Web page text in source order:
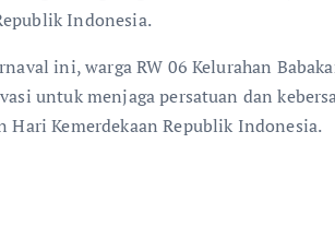
Indonesia.
ini, warga RW 06 Kelurahan
untuk menjaga persatuan dan
Hari Kemerdekaan Republik Indonesia.